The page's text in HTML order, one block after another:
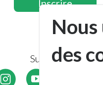
Suivez-nous
des